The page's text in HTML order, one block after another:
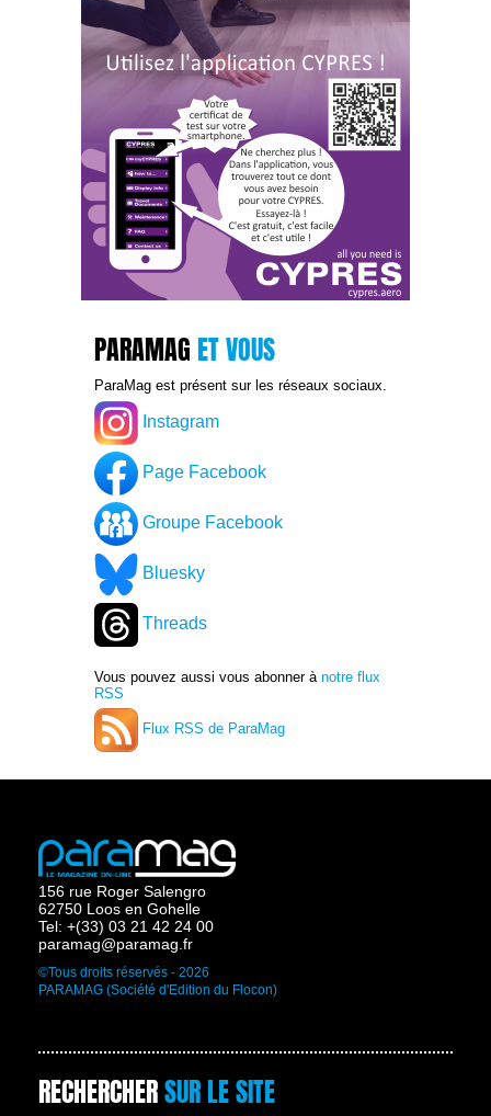
PARAMAG ET VOUS
ParaMag est présent sur les réseaux sociaux.
Instagram
Page Facebook
Groupe Facebook
Bluesky
Threads
Vous pouvez aussi vous abonner à notre flux
RSS
Flux RSS de ParaMag
156 rue Roger Salengro
62750 Loos en Gohelle
Tel: +(33) 03 21 42 24 00
paramag@paramag.fr
©Tous droits réservés - 2026
PARAMAG (Société d'Edition du Flocon)
RECHERCHERSUR LE SITE